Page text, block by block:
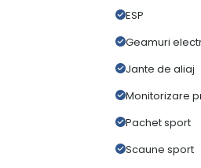
ESP
Geamuri
Jante de aliaj
Monitorizare
Pachet sport
Scaune sport